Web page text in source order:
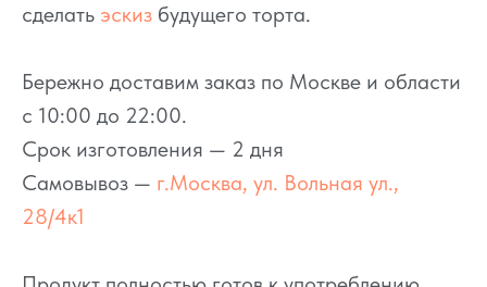
сделать эскиз будущего торта.
Бережно доставим заказ по Москве и области
с 10:00 до 22:00.
Срок изготовления — 2 дня
Самовывоз — г.Москва, ул. Вольная ул.,
28/4к1